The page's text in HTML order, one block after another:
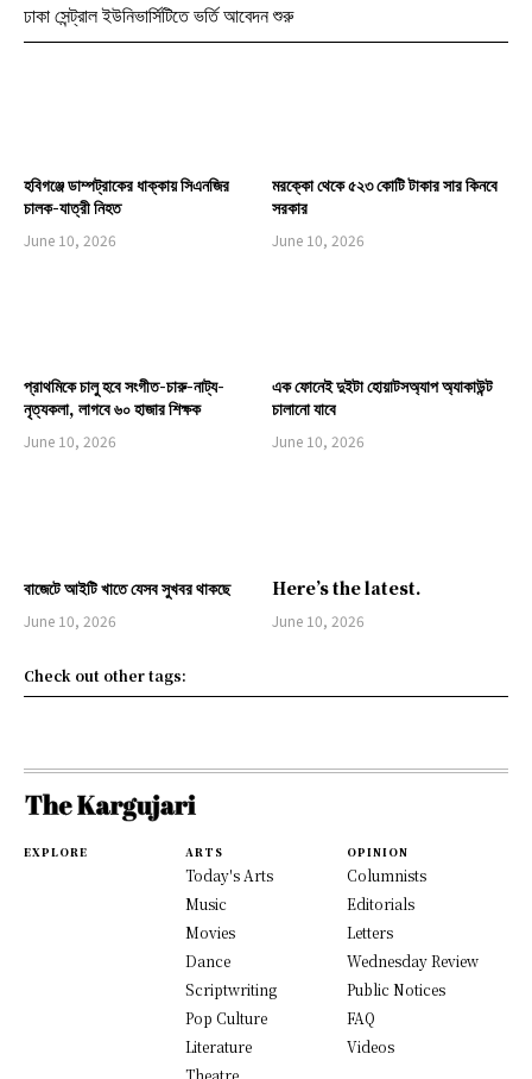
হবিগঞ্জে ডাম্পট্রাকের ধাক্কায় সিএনজির
চালক-যাত্রী নিহত
June 10, 2026
মরক্কো থেকে ৫২৩ কোটি টাকার সার কিনবে
সরকার
June 10, 2026
প্রাথমিকে চালু হবে সংগীত-চারু-নাট্য-
নৃত্যকলা, লাগবে ৬০ হাজার শিক্ষক
June 10, 2026
এক ফোনেই দুইটা হোয়াটসঅ্যাপ অ্যাকাউন্ট
চালানো যাবে
June 10, 2026
বাজেটে আইটি খাতে যেসব সুখবর থাকছে
June 10, 2026
Here’s the latest.
June 10, 2026
Check out other tags:
ঢাকা সেন্ট্রাল ইউনিভার্সিটিতে ভর্তি আবেদন শুরু
EXPLORE ARTS
Today's Arts
Music
Movies
Dance
Scriptwriting
Pop Culture
Literature
Theatre
OPINION
Columnists
Editorials
Letters
Wednesday Review
Public Notices
FAQ
Videos